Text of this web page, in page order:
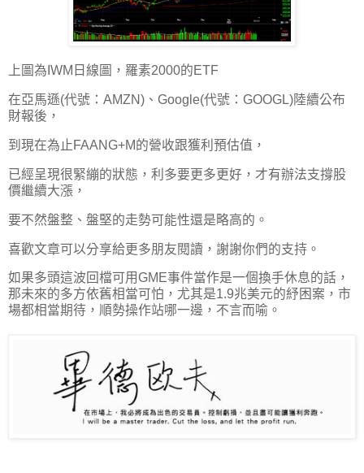
上圖為IWM日線圖，羅素2000的ETF
在亞馬遜(代號：AMZN)、Google(代號：GOOGL)陸續公布
財報後，
到現在為止FAANG+M的營收跟獲利預估值，
已經呈現很緊繃的狀態，利多要更多更好，才有辦法支撐股
價繼續大漲，
要不然盤整、盤堅的走勢可能性還是略高的。
喜歡文章可以分享給更多朋友閱讀，謝謝你們的支持。
如果多頭這波回檔可用GME事件當作是一個換手休息的話，
那未來的多方依舊相當可怕，尤其是1.9兆美元的紓困案，市
場都相當期待，順勢操作站哪一邊，不言而喻。